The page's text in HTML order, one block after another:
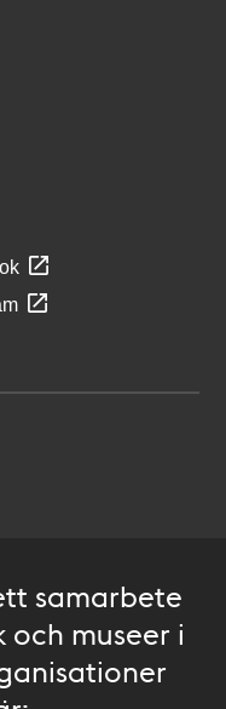
samarbete
museer i